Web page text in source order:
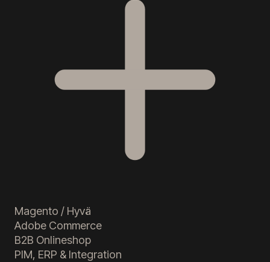
Magento / Hyvä
Adobe Commerce
B2B Onlineshop
PIM, ERP & Integration